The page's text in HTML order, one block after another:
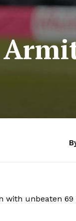
with unbeaten 69